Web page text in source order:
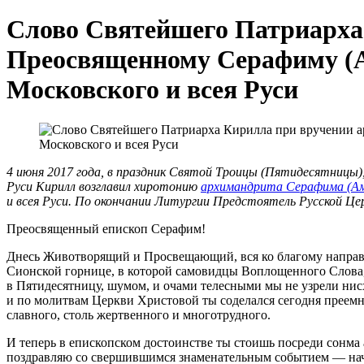
Слово Святейшего
Преосвященному Серафиму
Московского и всея Руси
4 июня 2017 года, в праздник Святой Троицы
Руси Кирилл возглавил хиротонию архимандрита Серафима
и всея Руси. По окончании Литургии Предстоятель Русской
Преосвященный епископ Серафим!
Днесь Животворящий и Просвещающий, вся ко благому
Сионской горнице, в которой самовидцы Воплощенного
в Пятидесятницу, шумом, и очами телесными мы не узрели
и по молитвам Церкви Христовой ты соделался сегодня
славного, столь жертвенного и многотрудного.
И теперь в епископском достоинстве ты стоишь посреди
поздравляю со свершившимся знаменательным событием —